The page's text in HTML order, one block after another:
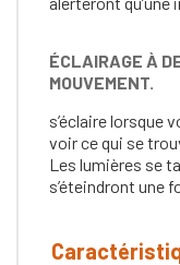
ÉCLAIRAGE À
MOUVEMENT.
s’éclaire lorsque
voir ce qui se
Les lumières se
s’éteindront une